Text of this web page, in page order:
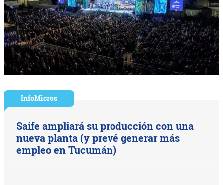
InfoMicros
Saife ampliará su producción con una
nueva planta (y prevé generar más
empleo en Tucumán)